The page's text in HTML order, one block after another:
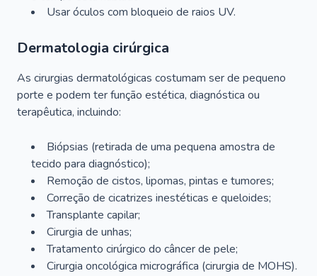
Usar óculos com bloqueio de raios UV.
Dermatologia cirúrgica
As cirurgias dermatológicas costumam ser de pequeno
porte e podem ter função estética, diagnóstica ou
terapêutica, incluindo:
Biópsias (retirada de uma pequena amostra de
tecido para diagnóstico);
Remoção de cistos, lipomas, pintas e tumores;
Correção de cicatrizes inestéticas e queloides;
Transplante capilar;
Cirurgia de unhas;
Tratamento cirúrgico do câncer de pele;
Cirurgia oncológica micrográfica (cirurgia de MOHS).